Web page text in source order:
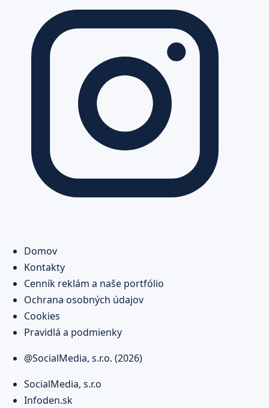
Domov
Kontakty
Cenník reklám a naše portfólio
Ochrana osobných údajov
Cookies
Pravidlá a podmienky
@SocialMedia, s.r.o. (2026)
SocialMedia, s.r.o
Infoden.sk